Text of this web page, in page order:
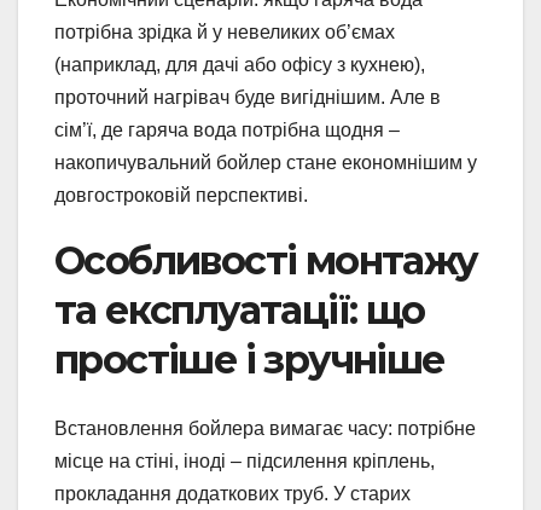
потрібна зрідка й у невеликих об’ємах
(наприклад, для дачі або офісу з кухнею),
проточний нагрівач буде вигіднішим. Але в
сім’ї, де гаряча вода потрібна щодня –
накопичувальний бойлер стане економнішим у
довгостроковій перспективі.
Особливості монтажу
та експлуатації: що
простіше і зручніше
Встановлення бойлера вимагає часу: потрібне
місце на стіні, іноді – підсилення кріплень,
прокладання додаткових труб. У старих